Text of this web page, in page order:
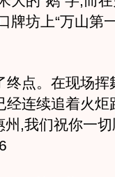
牌坊上“万山第
点。在现场挥
经连续追着火炬
州,我们祝你一